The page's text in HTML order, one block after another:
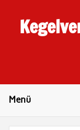
content
Menü